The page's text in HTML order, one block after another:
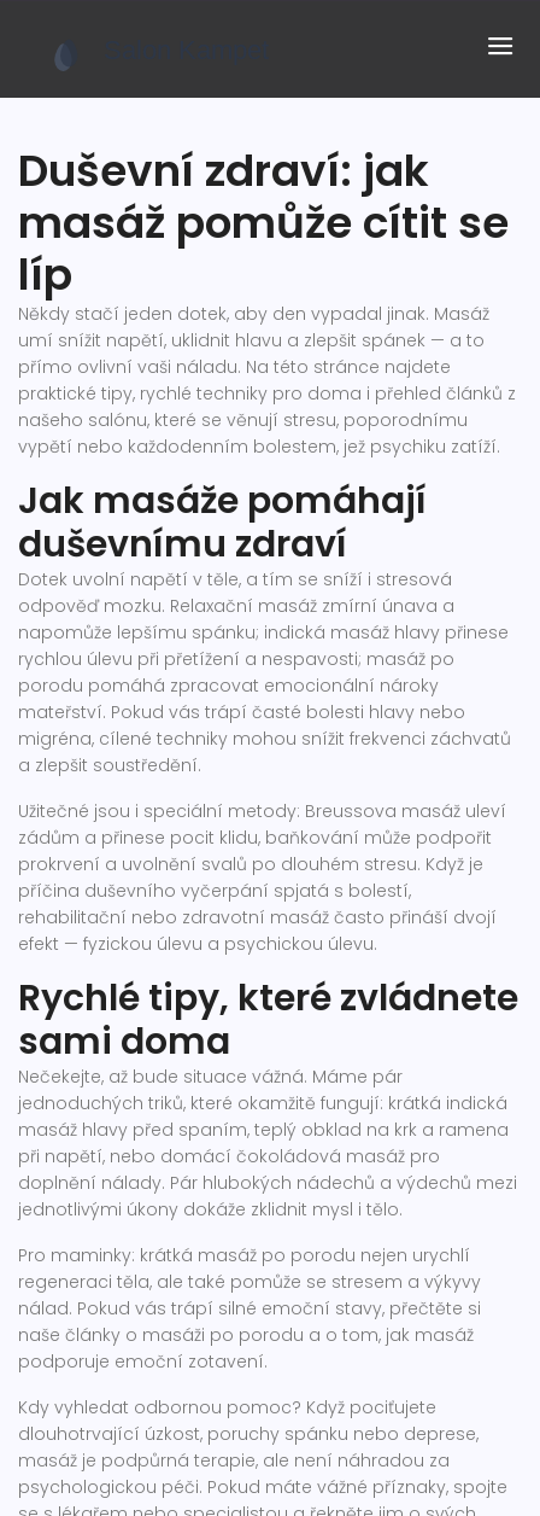
Duševní zdraví: jak
masáž pomůže cítit se
líp
Někdy stačí jeden dotek, aby den vypadal jinak. Masáž
umí snížit napětí, uklidnit hlavu a zlepšit spánek — a to
přímo ovlivní vaši náladu. Na této stránce najdete
praktické tipy, rychlé techniky pro doma i přehled článků z
našeho salónu, které se věnují stresu, poporodnímu
vypětí nebo každodenním bolestem, jež psychiku zatíží.
Jak masáže pomáhají
duševnímu zdraví
Dotek uvolní napětí v těle, a tím se sníží i stresová
odpověď mozku. Relaxační masáž zmírní únava a
napomůže lepšímu spánku; indická masáž hlavy přinese
rychlou úlevu při přetížení a nespavosti; masáž po
porodu pomáhá zpracovat emocionální nároky
mateřství. Pokud vás trápí časté bolesti hlavy nebo
migréna, cílené techniky mohou snížit frekvenci záchvatů
a zlepšit soustředění.
Užitečné jsou i speciální metody: Breussova masáž uleví
zádům a přinese pocit klidu, baňkování může podpořit
prokrvení a uvolnění svalů po dlouhém stresu. Když je
příčina duševního vyčerpání spjatá s bolestí,
rehabilitační nebo zdravotní masáž často přináší dvojí
efekt — fyzickou úlevu a psychickou úlevu.
Rychlé tipy, které zvládnete
sami doma
Nečekejte, až bude situace vážná. Máme pár
jednoduchých triků, které okamžitě fungují: krátká indická
masáž hlavy před spaním, teplý obklad na krk a ramena
při napětí, nebo domácí čokoládová masáž pro
doplnění nálady. Pár hlubokých nádechů a výdechů mezi
jednotlivými úkony dokáže zklidnit mysl i tělo.
Pro maminky: krátká masáž po porodu nejen urychlí
regeneraci těla, ale také pomůže se stresem a výkyvy
nálad. Pokud vás trápí silné emoční stavy, přečtěte si
naše články o masáži po porodu a o tom, jak masáž
podporuje emoční zotavení.
Kdy vyhledat odbornou pomoc? Když pociťujete
dlouhotrvající úzkost, poruchy spánku nebo deprese,
masáž je podpůrná terapie, ale není náhradou za
psychologickou péči. Pokud máte vážné příznaky, spojte